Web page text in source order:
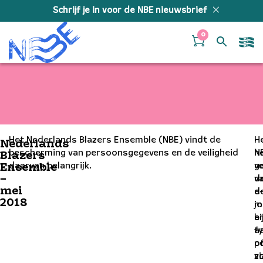
Schrijf je in voor de NBE nieuwsbrief
0
Nederlands
Blazers
Ensemble
–
mei
2018
Het Nederlands Blazers Ensemble (NBE) vindt de
bescherming van persoonsgegevens en de veiligheid
daarvan belangrijk.
·
e-